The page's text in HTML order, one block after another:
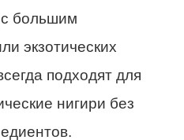
большим
экзотических
подходят для
нигири без